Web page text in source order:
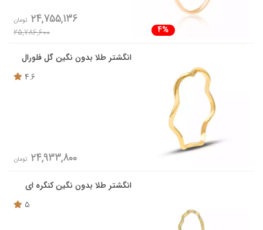
4%
24,755,136 تومان
25,786,600
انگشتر طلا بدون نگین گل فلورال
4.6
24,933,800 تومان
انگشتر طلا بدون نگین کنگره ای
5